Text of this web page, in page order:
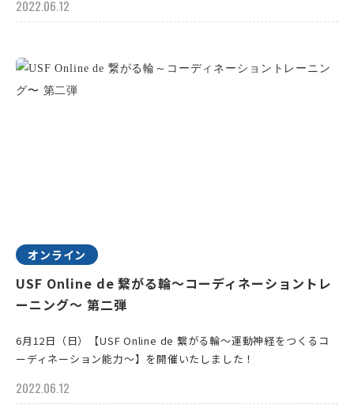
2022.06.12
オンライン
USF Online de 繋がる輪～コーディネーショントレ
ーニング〜 第二弾
6月12日（日）【USF Online de 繋がる輪～運動神経をつくるコ
ーディネーション能力～】を開催いたしました！
2022.06.12